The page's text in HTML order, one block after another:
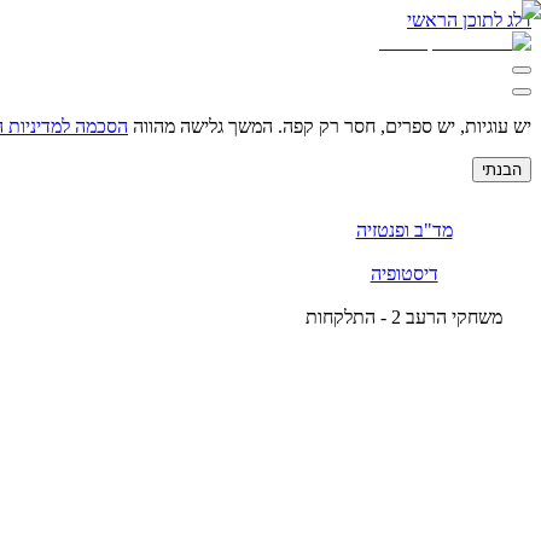
דלג לתוכן הראשי
יש עוגיות, יש ספרים, חסר רק קפה. המשך גלישה מהווה הסכמה למדיניות
הבנתי
מד"ב ופנטזיה
דיסטופיה
משחקי הרעב 2 - התלקחות